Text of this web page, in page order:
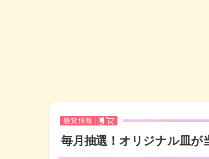
懸賞情報
毎月抽選！オリジナル皿が